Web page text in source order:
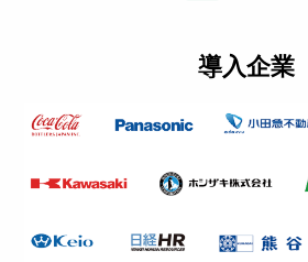
導入企業